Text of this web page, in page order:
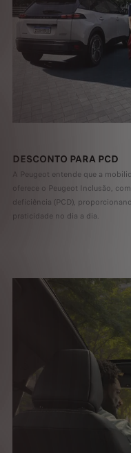
DESCONTO PARA PCD
A Peugeot entende que a
oferece o Peugeot Inclusão,
deficiência (PCD),
praticidade no dia a dia.